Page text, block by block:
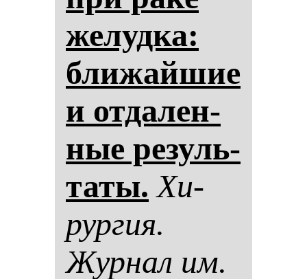
же­луд­ка:
бли­жай­шие
и от­да­лен­
ные ре­зуль­
та­ты. Хи­
рур­гия.
Жур­нал им.